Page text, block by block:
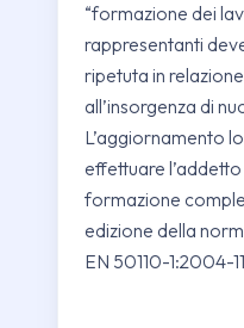
“formazione dei
rappresentanti
ripetuta in
all’insorgenza di
L’aggiornamento
effettuare
formazione
edizione della
EN 50110-1:2004-